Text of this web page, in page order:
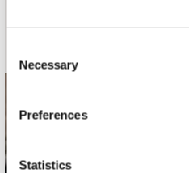
Selection
Necessary
Preferences
Statistics